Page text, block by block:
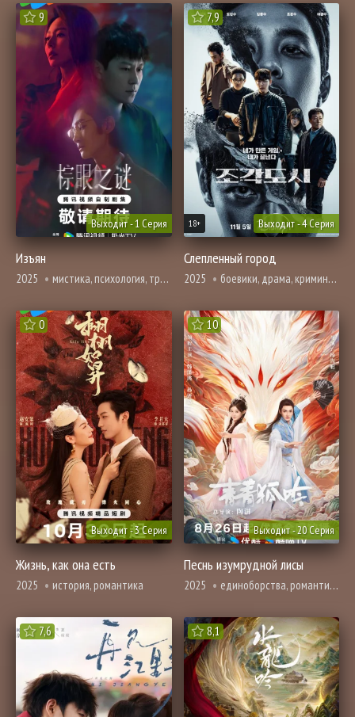
9
Выходит - 1 Серия
Изъян
2025 мистика, психология, триллер
7,9
Выходит - 4 Серия
18+
Слепленный город
2025 боевики, драма, криминал, триллер
0
Выходит - 3 Серия
Жизнь, как она есть
2025 история, романтика
10
Выходит - 20 Серия
Песнь изумрудной лисы
2025 единоборства, романтика, фэнтези
7,6 8,1